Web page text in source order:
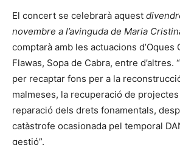
El concert se celebrarà aquest
novembre a l’avinguda de Maria
comptarà amb les actuacions d’Oques
Flawas, Sopa de Cabra, entre d’altres.
per recaptar fons per a la
malmeses, la recuperació de
reparació dels drets fonamentals,
catàstrofe ocasionada pel temporal
gestió”.